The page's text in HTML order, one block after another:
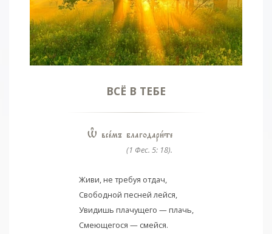
ВСЁ В ТЕБЕ
Њ всeмъ благодари1те
(1 Фес. 5: 18).
Живи, не требуя отдач,
Свободной песней лейся,
Увидишь плачущего — плачь,
Смеющегося — смейся.